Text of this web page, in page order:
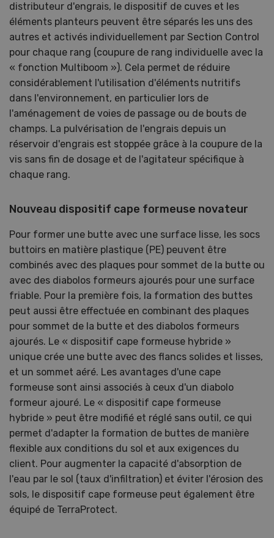
distributeur d'engrais, le dispositif de cuves et les
éléments planteurs peuvent être séparés les uns des
autres et activés individuellement par Section Control
pour chaque rang (coupure de rang individuelle avec la
« fonction Multiboom »). Cela permet de réduire
considérablement l'utilisation d'éléments nutritifs
dans l'environnement, en particulier lors de
l'aménagement de voies de passage ou de bouts de
champs. La pulvérisation de l'engrais depuis un
réservoir d'engrais est stoppée grâce à la coupure de la
vis sans fin de dosage et de l'agitateur spécifique à
chaque rang.
Nouveau dispositif cape formeuse novateur
Pour former une butte avec une surface lisse, les socs
buttoirs en matière plastique (PE) peuvent être
combinés avec des plaques pour sommet de la butte ou
avec des diabolos formeurs ajourés pour une surface
friable. Pour la première fois, la formation des buttes
peut aussi être effectuée en combinant des plaques
pour sommet de la butte et des diabolos formeurs
ajourés. Le « dispositif cape formeuse hybride »
unique crée une butte avec des flancs solides et lisses,
et un sommet aéré. Les avantages d'une cape
formeuse sont ainsi associés à ceux d'un diabolo
formeur ajouré. Le « dispositif cape formeuse
hybride » peut être modifié et réglé sans outil, ce qui
permet d'adapter la formation de buttes de manière
flexible aux conditions du sol et aux exigences du
client. Pour augmenter la capacité d'absorption de
l'eau par le sol (taux d'infiltration) et éviter l'érosion des
sols, le dispositif cape formeuse peut également être
équipé de TerraProtect.